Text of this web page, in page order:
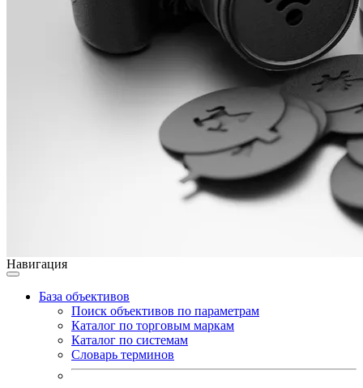
Навигация
База объективов
Поиск объективов по параметрам
Каталог по торговым маркам
Каталог по системам
Словарь терминов